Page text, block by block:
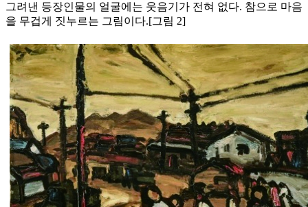
그려낸 등장인물의 얼굴에는 웃음기가 전혀 없다. 참으로 마음
을 무겁게 짓누르는 그림이다.[그림 2]